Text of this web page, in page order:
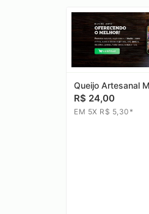
Queijo Artesanal
R$ 24,00
EM 5X R$ 5,30*